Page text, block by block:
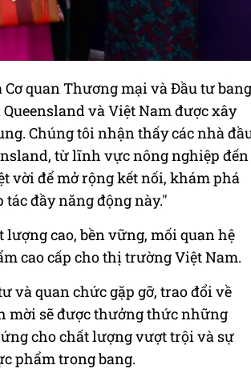
Cơ quan Thương mại và Đầu tư bang
và Việt Nam được xây
Chúng tôi nhận thấy các nhà
từ lĩnh vực nông nghiệp đến
vời để mở rộng kết nối, khám phá
đầy năng động này."
cao, bền vững, mối quan hệ
cao cấp cho thị trường Việt Nam.
và quan chức gặp gỡ, trao đổi về
mời sẽ được thưởng thức những
cho chất lượng vượt trội và sự
phẩm trong bang.